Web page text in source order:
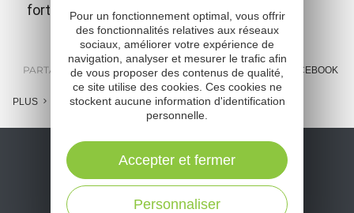
fortifiée percée de trois portes.
PARTAGER : E-MAIL MESSENGER FACEBOOK
PLUS
Pour un fonctionnement optimal, vous offrir
des fonctionnalités relatives aux réseaux
sociaux, améliorer votre expérience de
navigation, analyser et mesurer le trafic afin
de vous proposer des contenus de qualité,
ce site utilise des cookies. Ces cookies ne
stockent aucune information d'identification
personnelle.
Personnaliser
Accepter et fermer